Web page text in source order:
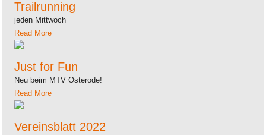
Trailrunning
jeden Mittwoch
Read More
Just for Fun
Neu beim MTV Osterode!
Read More
Vereinsblatt 2022